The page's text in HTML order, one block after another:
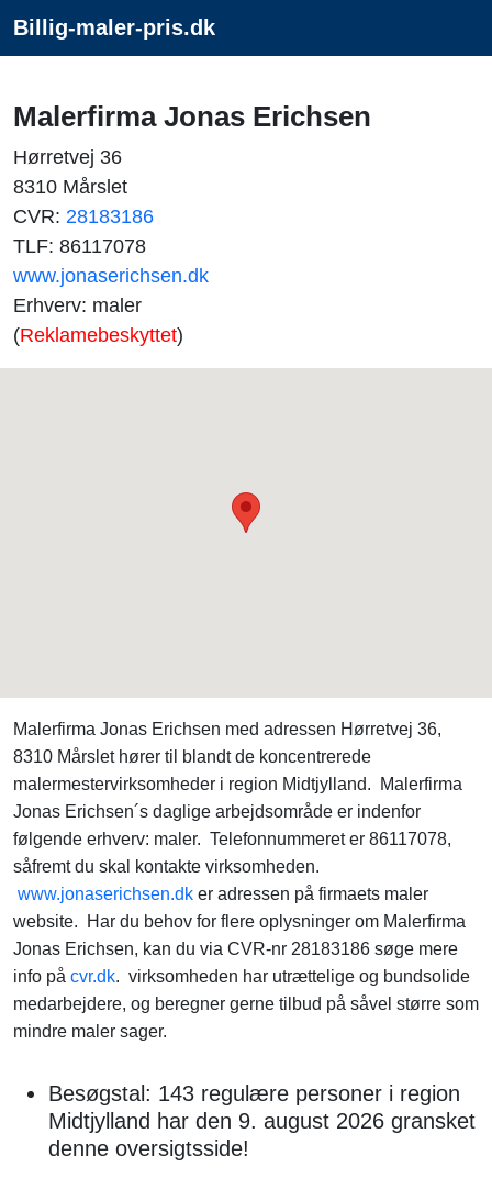
Billig-maler-pris.dk
Malerfirma Jonas Erichsen
Hørretvej 36
8310 Mårslet
CVR: 28183186
TLF: 86117078
www.jonaserichsen.dk
Erhverv: maler
(Reklamebeskyttet)
Malerfirma Jonas Erichsen med adressen Hørretvej 36,
8310 Mårslet hører til blandt de koncentrerede
malermestervirksomheder i region Midtjylland. Malerfirma
Jonas Erichsen´s daglige arbejdsområde er indenfor
følgende erhverv: maler. Telefonnummeret er 86117078,
såfremt du skal kontakte virksomheden.
www.jonaserichsen.dk er adressen på firmaets maler
website. Har du behov for flere oplysninger om Malerfirma
Jonas Erichsen, kan du via CVR-nr 28183186 søge mere
info på cvr.dk. virksomheden har utrættelige og bundsolide
medarbejdere, og beregner gerne tilbud på såvel større som
mindre maler sager.
Besøgstal: 143 regulære personer i region
Midtjylland har den 9. august 2026 gransket
denne oversigtsside!